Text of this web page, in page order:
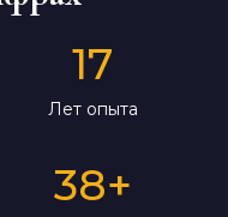
17
Лет опыта
38+